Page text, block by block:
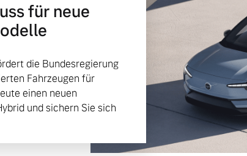
Original Volvo Winter- und Sommer Kompletträder.
für neue
die Bundesregierung
Fahrzeugen für
einen neuen
und sichern Sie sich